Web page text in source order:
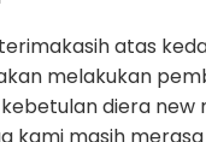
atas
melakukan
kebetulan diera new